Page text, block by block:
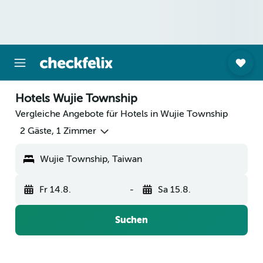
Hotels Wujie Township
Vergleiche Angebote für Hotels in Wujie Township
2 Gäste, 1 Zimmer
Wujie Township, Taiwan
Fr 14.8. - Sa 15.8.
Suchen